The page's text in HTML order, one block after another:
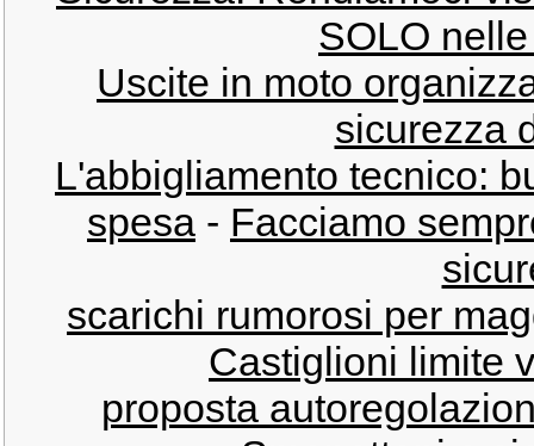
SOLO
Uscite in moto
sicurezza
L'abbigliamento tecnico:
spesa - Facciamo
scarichi rumorosi per
Castiglioni limite
proposta